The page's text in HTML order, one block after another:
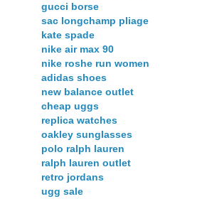
gucci borse
sac longchamp pliage
kate spade
nike air max 90
nike roshe run women
adidas shoes
new balance outlet
cheap uggs
replica watches
oakley sunglasses
polo ralph lauren
ralph lauren outlet
retro jordans
ugg sale